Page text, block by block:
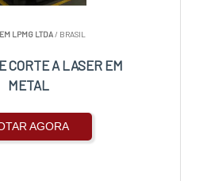
LPMG LTDA/ BRASIL
CORTE A LASER EM
METAL
AGORA